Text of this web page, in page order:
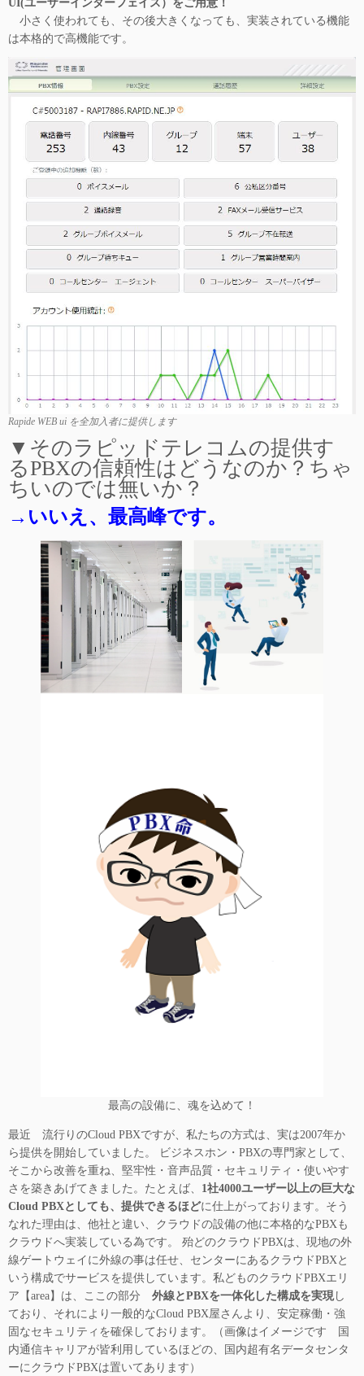
UI(ユーザーインターフェイス）をご用意！
小さく使われても、その後大きくなっても、実装されている機能
は本格的で高機能です。
Rapide WEB ui を全加入者に提供します
▼そのラピッドテレコムの提供す
るPBXの信頼性はどうなのか？ちゃ
ちいのでは無いか？
→いいえ、最高峰です。
最高の設備に、魂を込めて！
最近 流行りのCloud PBXですが、私たちの方式は、実は2007年か
ら提供を開始していました。 ビジネスホン・PBXの専門家として、
そこから改善を重ね、堅牢性・音声品質・セキュリティ・使いやす
さを築きあげてきました。たとえば、 1社4000ユーザー以上の巨大な
Cloud PBXとしても、提供できるほどに仕上がっております。そう
なれた理由は、他社と違い、クラウドの設備の他に本格的なPBXも
クラウドへ実装している為です。 殆どのクラウドPBXは、現地の外
線ゲートウェイに外線の事は任せ、センターにあるクラウドPBXと
いう構成でサービスを提供しています。私どものクラウドPBXエリ
ア【area】は、ここの部分 外線とPBXを一体化した構成を実現 し
ており、それにより一般的なCloud PBX屋さんより、安定稼働・強
固なセキュリティを確保しております。（画像はイメージです 国
内通信キャリアが皆利用しているほどの、国内超有名データセンタ
ーにクラウドPBXは置いてあります）